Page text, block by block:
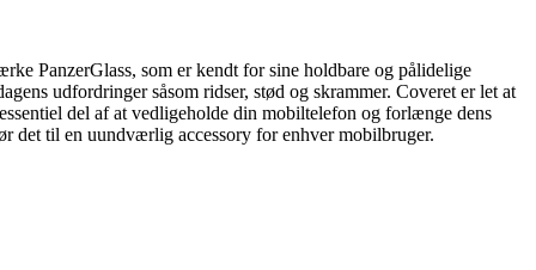
PanzerGlass, som er kendt for sine holdbare og pålidelige
udfordringer såsom ridser, stød og skrammer. Coveret er let at
del af at vedligeholde din mobiltelefon og forlænge dens
det til en uundværlig accessory for enhver mobilbruger.